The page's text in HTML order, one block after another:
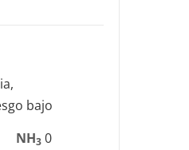
bajo
NH3 0